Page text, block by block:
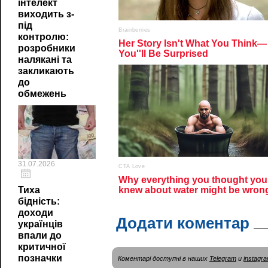
інтелект
виходить з-
під
контролю:
розробники
налякані та
закликають
до
обмежень
31.07.2026
Тиха
бідність:
доходи
українців
впали до
критичної
позначки
Додати коментар
Коментарі доступні в наших Telegram и